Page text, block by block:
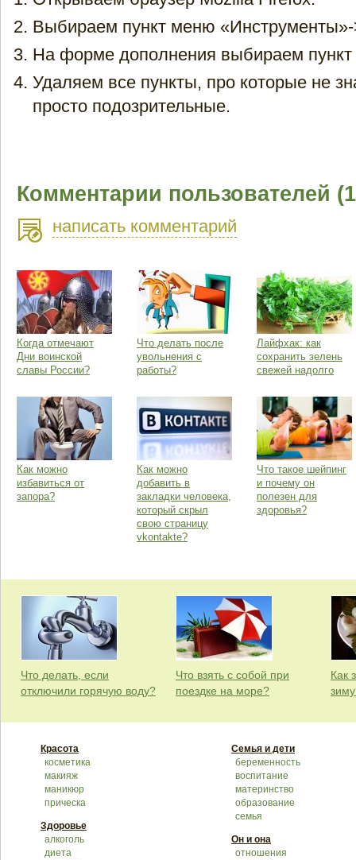
Выбираем пункт меню
На форме дополнения выбираем
Удаляем все пункты, про которые не
просто подозрительные.
Комментарии пользователей
написать комментарий
Когда отмечают
Дни воинской
славы России?
Что делать после
увольнения с
работы?
Лайфхак: как
сохранить зелень
свежей надолго
Как можно
избавиться от
запора?
Как можно
добавить в
закладки человека,
который скрыл
свою страницу
vkontakte?
Что такое шейпинг
и почему он
полезен для
здоровья?
Что делать, если
отключили горячую воду?
Что взять с собой при
поездке на море?
Как
Красота
косметика
макияж
маникюр
прическа
Здоровье
алкоголь
диета
Семья и дети
беременность
воспитание
материнство
образование
семья
Он и она
отношения